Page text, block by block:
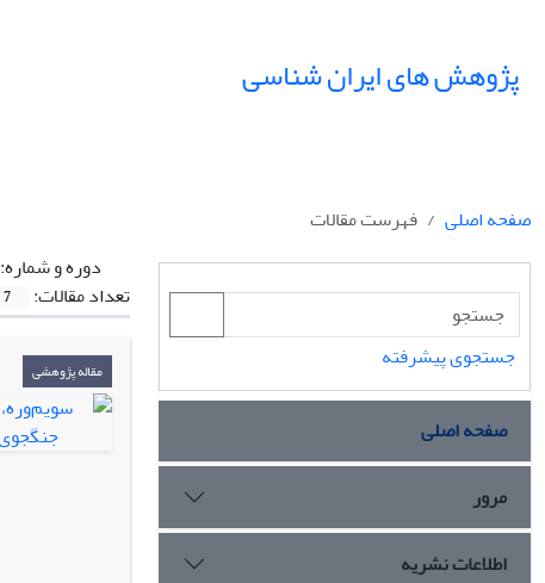
پژوهش های ایران شناسی
صفحه اصلی
فهرست مقالات
دوره و شماره:
تعداد مقالات:
7
مقاله پژوهشی جستجوی پیشرفته
صفحه اصلی
مرور
اطلاعات نشریه